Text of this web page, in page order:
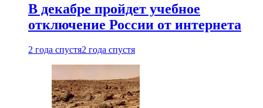
В декабре пройдет учебное
отключение России от интернета
2 года спустя2 года спустя